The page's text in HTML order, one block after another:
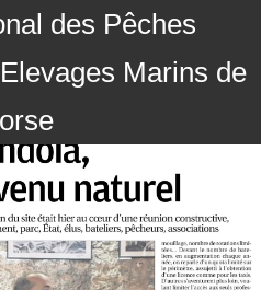
des Pêches
Marins de